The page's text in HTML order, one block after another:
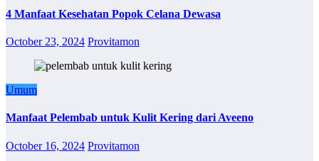
4 Manfaat Kesehatan Popok Celana Dewasa
October 23, 2024 Provitamon
Umum
Manfaat Pelembab untuk Kulit Kering dari Aveeno
October 16, 2024 Provitamon